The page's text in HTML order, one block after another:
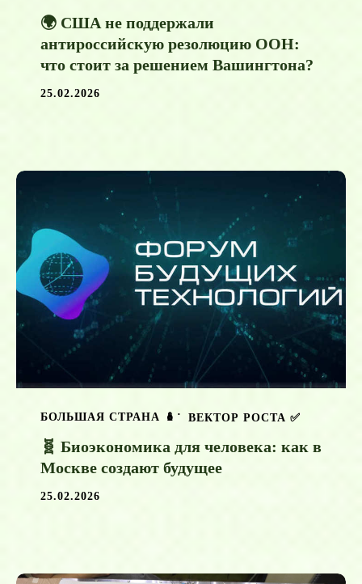
🌍 США не поддержали
антироссийскую резолюцию ООН:
что стоит за решением Вашингтона?
25.02.2026
БОЛЬШАЯ СТРАНА 🪆 ВЕКТОР РОСТА ✅️
🧬 Биоэкономика для человека: как в
Москве создают будущее
25.02.2026